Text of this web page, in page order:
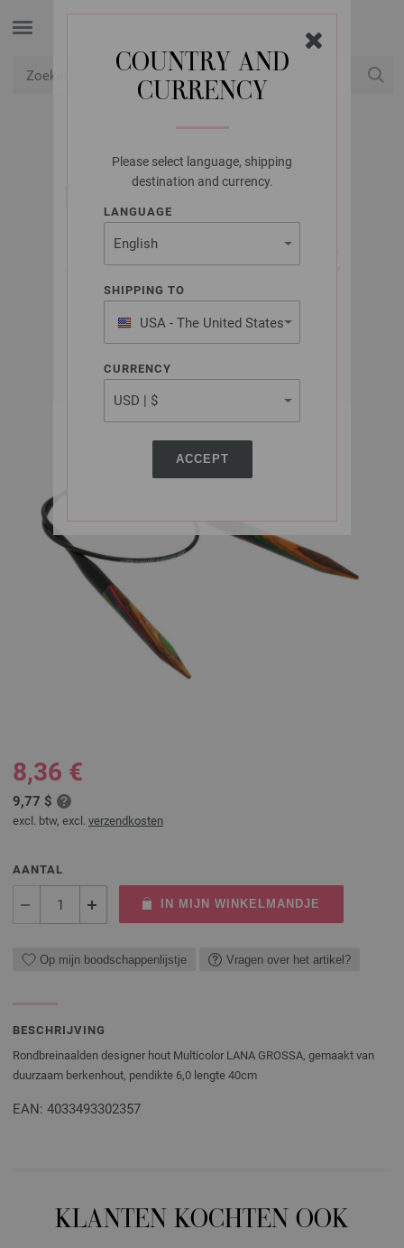
COUNTRY AND
CURRENCY
Please select language, shipping
destination and currency.
LANGUAGE
SHIPPING TO
USA - The United States
of America
CURRENCY
ACCEPT
LANA GROSSA
RONDBREINAALDEN
DESIGNER HOUT
MULTICOLOR DIKTE
6,0/40CM
8,36 €
9,77 $
excl. btw, excl. verzendkosten
AANTAL
IN MIJN WINKELMANDJE
Op mijn boodschappenlijstje Vragen over het artikel?
BESCHRIJVING
Rondbreinaalden designer hout Multicolor LANA GROSSA, gemaakt van
duurzaam berkenhout, pendikte 6,0 lengte 40cm
EAN: 4033493302357
KLANTEN KOCHTEN OOK